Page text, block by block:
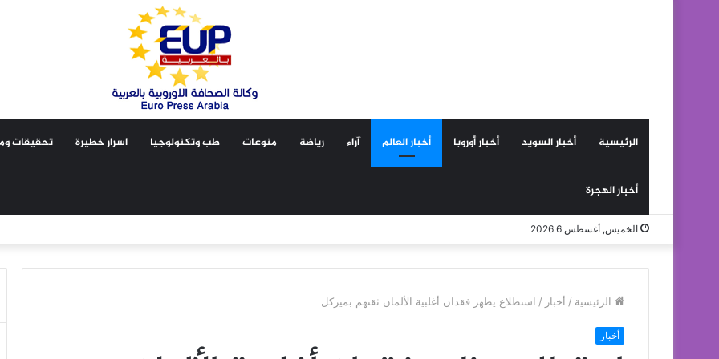
الرئيسية أخبار السويد أخبار أوروبا أخبار العالم آراء رياضة منوعات طب وتكنولوجيا اسرار خطيرة تحقيقات
أخبار الهجرة
الخميس, أغسطس 6 2026
الرئيسية / أخبار / استطلاع يظهر فقدان أغلبية الألمان ثقتهم بميركل
أخبار